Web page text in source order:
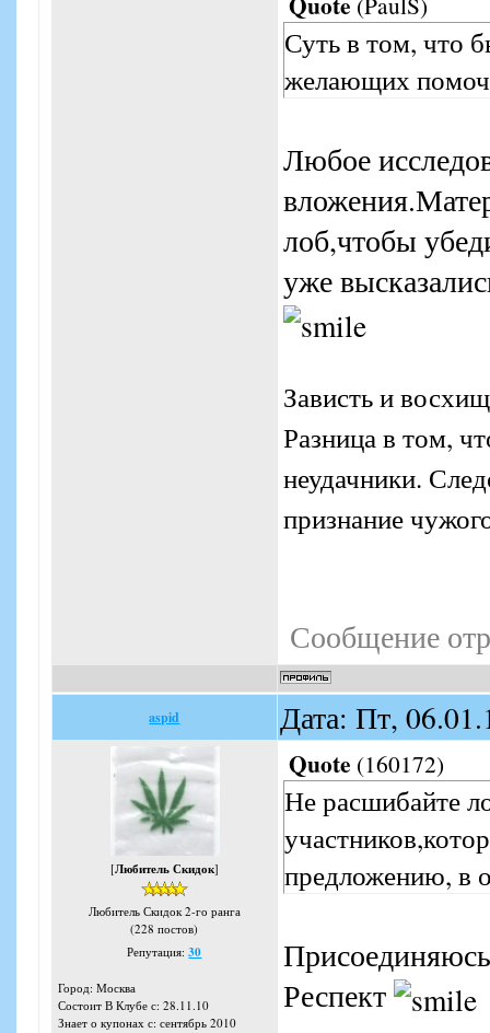
Суть в том, что
желающих
Любое
лоб,чтобы
уже
Зависть и
Разница в том,
неудачники.
признание
Сообщение
aspid Дата: Пт,
[Любитель Скидок]
Любитель Скидок 2-го ранга
(228 постов)
Репутация:30
Город: Москва
Состоит В Клубе с: 28.11.10
Знает о купонах с: сентябрь 2010
Quote (160172)
Не расшибайте
предложению, в
Присоединяюсь
Респект